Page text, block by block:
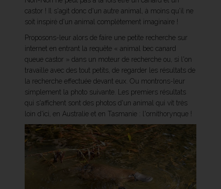
castor ! Il s'agit donc d'un autre animal, à moins qu'il ne
soit inspiré d'un animal complètement imaginaire !
Proposons-leur alors de faire une petite recherche sur
internet en entrant la requête « animal bec canard
queue castor » dans un moteur de recherche ou, si l'on
travaille avec des tout petits, de regarder les résultats de
la recherche effectuée devant eux. Ou montrons-leur
simplement la photo suivante. Les premiers résultats
qui s'affichent sont des photos d'un animal qui vit très
loin d'ici, en Australie et en Tasmanie : l'ornithorynque !